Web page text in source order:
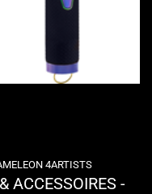
4ARTISTS
ACCESSOIRES -